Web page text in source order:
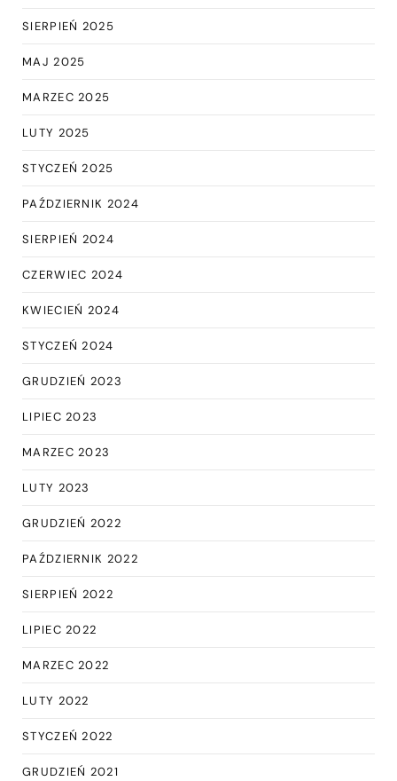
SIERPIEŃ 2025
MAJ 2025
MARZEC 2025
LUTY 2025
STYCZEŃ 2025
PAŹDZIERNIK 2024
SIERPIEŃ 2024
CZERWIEC 2024
KWIECIEŃ 2024
STYCZEŃ 2024
GRUDZIEŃ 2023
LIPIEC 2023
MARZEC 2023
LUTY 2023
GRUDZIEŃ 2022
PAŹDZIERNIK 2022
SIERPIEŃ 2022
LIPIEC 2022
MARZEC 2022
LUTY 2022
STYCZEŃ 2022
GRUDZIEŃ 2021